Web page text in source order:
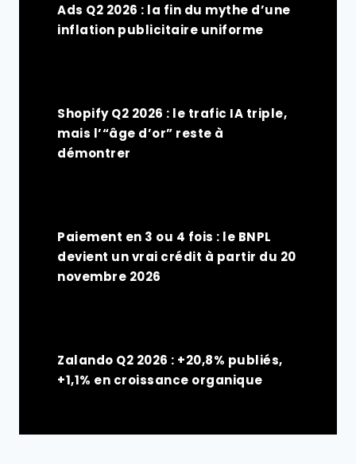
Ads Q2 2026 : la fin du mythe d’une
inflation publicitaire uniforme
Shopify Q2 2026 : le trafic IA triple,
mais l’“âge d’or” reste à
démontrer
Paiement en 3 ou 4 fois : le BNPL
devient un vrai crédit à partir du 20
novembre 2026
Zalando Q2 2026 : +20,8% publiés,
+1,1% en croissance organique